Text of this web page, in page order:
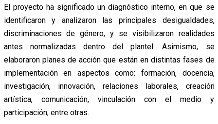
El proyecto ha significado un diagnóstico interno, en que se
identificaron y analizaron las principales desigualdades,
discriminaciones de género, y se visibilizaron realidades
antes normalizadas dentro del plantel. Asimismo, se
elaboraron planes de acción que están en distintas fases de
implementación en aspectos como: formación, docencia,
investigación, innovación, relaciones laborales, creación
artística, comunicación, vinculación con el medio y
participación, entre otras.